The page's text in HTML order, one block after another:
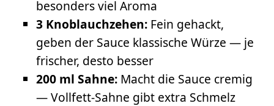
besonders viel Aroma
3 Knoblauchzehen: Fein gehackt,
geben der Sauce klassische Würze — je
frischer, desto besser
200 ml Sahne: Macht die Sauce cremig
— Vollfett-Sahne gibt extra Schmelz